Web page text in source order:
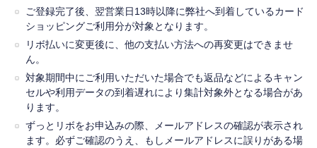
ご登録完了後、翌営業日13時以降に弊社へ到着しているカード
ショッピングご利用分が対象となります。
リボ払いに変更後に、他の支払い方法への再変更はできませ
ん。
対象期間中にご利用いただいた場合でも返品などによるキャン
セルや利用データの到着遅れにより集計対象外となる場合があ
ります。
ずっとリボをお申込みの際、メールアドレスの確認が表示され
ます。必ずご確認のうえ、もしメールアドレスに誤りがある場